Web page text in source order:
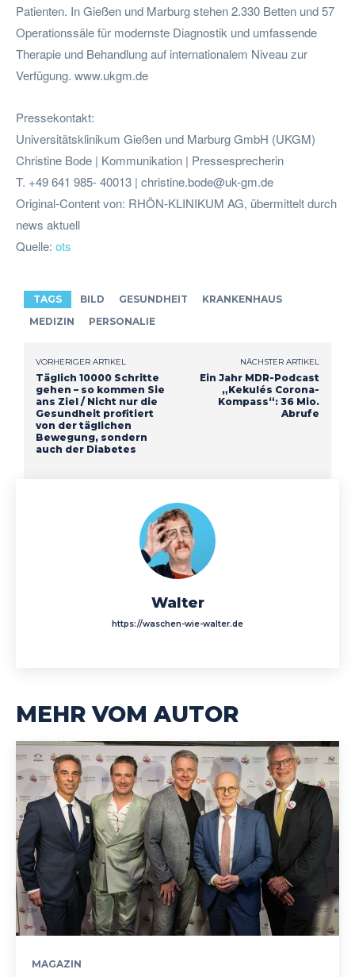
Patienten. In Gießen und Marburg stehen 2.330 Betten und 57
Operationssäle für modernste Diagnostik und umfassende
Therapie und Behandlung auf internationalem Niveau zur
Verfügung. www.ukgm.de
Pressekontakt:
Universitätsklinikum Gießen und Marburg GmbH (UKGM)
Christine Bode | Kommunikation | Pressesprecherin
T. +49 641 985- 40013 | christine.bode@uk-gm.de
Original-Content von: RHÖN-KLINIKUM AG, übermittelt durch
news aktuell
Quelle: ots
TAGS BILD GESUNDHEIT
KRANKENHAUS
MEDIZIN
PERSONALIE
VORHERIGER ARTIKEL
Täglich 10000 Schritte
gehen – so kommen Sie
ans Ziel / Nicht nur die
Gesundheit profitiert
von der täglichen
Bewegung, sondern
auch der Diabetes
NÄCHSTER ARTIKEL
Ein Jahr MDR-Podcast
„Kekulés Corona-
Kompass“: 36 Mio.
Abrufe
Walter
https://waschen-wie-walter.de
MEHR VOM AUTOR
MAGAZIN